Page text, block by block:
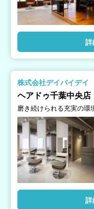
株式会社デイバイデイ
ヘアドゥ千葉中央店
磨き続けられる充実の環